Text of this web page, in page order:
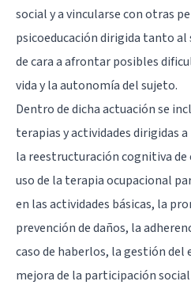
social y a vincularse con otras
psicoeducación dirigida tanto
de cara a afrontar posibles
vida y la autonomía del sujeto.
Dentro de dicha actuación se
terapias y actividades dirigidas
la reestructuración cognitivade
uso de la terapia ocupacional
en las actividades básicas, la
prevención de daños, la
caso de haberlos, la gestión del
mejora de la participación